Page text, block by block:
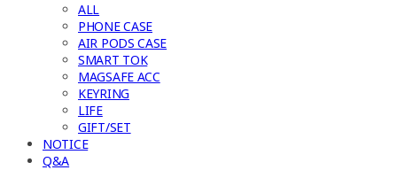
ALL
PHONE CASE
AIR PODS CASE
SMART TOK
MAGSAFE ACC
KEYRING
LIFE
GIFT/SET
NOTICE
Q&A